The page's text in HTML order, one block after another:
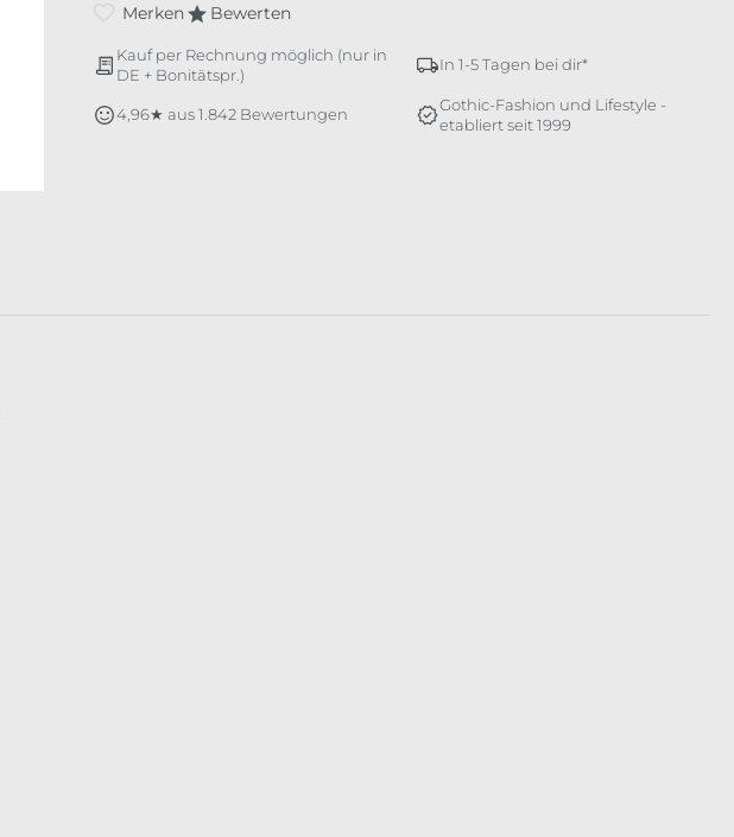
Merken Bewerten
Kauf per Rechnung möglich (nur in
DE + Bonitätspr.)
In 1-5 Tagen bei dir*
4,96★ aus 1.842 Bewertungen
Gothic-Fashion und Lifestyle -
etabliert seit 1999